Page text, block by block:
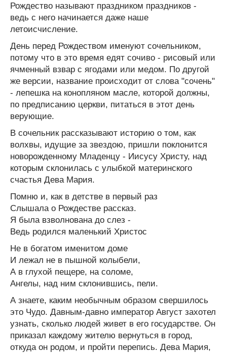
Рождество называют праздником праздников -
ведь с него начинается даже наше
летоисчисление.
День перед Рождеством именуют сочельником,
потому что в это время едят сочиво - рисовый или
ячменный взвар с ягодами или медом. По другой
же версии, название происходит от слова "сочень"
- лепешка на конопляном масле, которой должны,
по предписанию церкви, питаться в этот день
верующие.
В сочельник рассказывают историю о том, как
волхвы, идущие за звездою, пришли поклонится
новорожденному Младенцу - Иисусу Христу, над
которым склонилась с улыбкой материнского
счастья Дева Мария.
Помню и, как в детстве в первый раз
Слышала о Рождестве рассказ.
Я была взволнована до слез -
Ведь родился маленький Христос
Не в богатом именитом доме
И лежал не в пышной колыбели,
А в глухой пещере, на соломе,
Ангелы, над ним склонившись, пели.
А знаете, каким необычным образом свершилось
это Чудо. Давным-давно император Август захотел
узнать, сколько людей живет в его государстве. Он
приказал каждому жителю вернуться в город,
откуда он родом, и пройти перепись. Дева Мария,